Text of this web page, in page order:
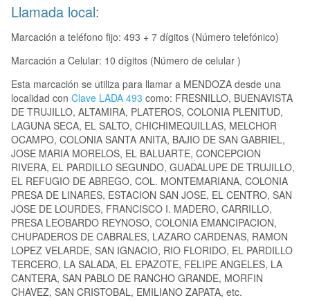
Llamada local:
Marcación a teléfono fijo: 493 + 7 dígitos (Número telefónico)
Marcación a Celular: 10 dígitos (Número de celular )
Esta marcación se utiliza para llamar a MENDOZA desde una
localidad con Clave LADA 493 como: FRESNILLO, BUENAVISTA
DE TRUJILLO, ALTAMIRA, PLATEROS, COLONIA PLENITUD,
LAGUNA SECA, EL SALTO, CHICHIMEQUILLAS, MELCHOR
OCAMPO, COLONIA SANTA ANITA, BAJIO DE SAN GABRIEL,
JOSE MARIA MORELOS, EL BALUARTE, CONCEPCION
RIVERA, EL PARDILLO SEGUNDO, GUADALUPE DE TRUJILLO,
EL REFUGIO DE ABREGO, COL. MONTEMARIANA, COLONIA
PRESA DE LINARES, ESTACION SAN JOSE, EL CENTRO, SAN
JOSE DE LOURDES, FRANCISCO I. MADERO, CARRILLO,
PRESA LEOBARDO REYNOSO, COLONIA EMANCIPACION,
CHUPADEROS DE CABRALES, LAZARO CARDENAS, RAMON
LOPEZ VELARDE, SAN IGNACIO, RIO FLORIDO, EL PARDILLO
TERCERO, LA SALADA, EL EPAZOTE, FELIPE ANGELES, LA
CANTERA, SAN PABLO DE RANCHO GRANDE, MORFIN
CHAVEZ, SAN CRISTOBAL, EMILIANO ZAPATA, etc.